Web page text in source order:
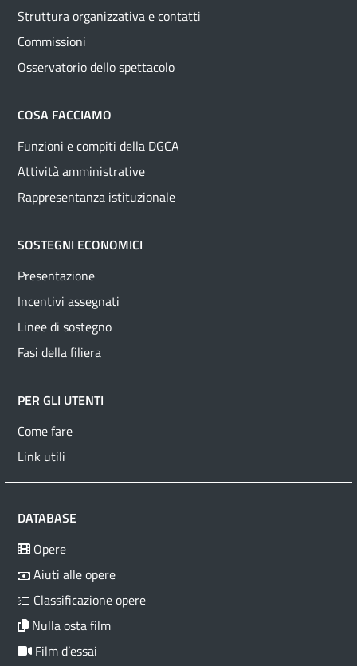
Struttura organizzativa e contatti
Commissioni
Osservatorio dello spettacolo
COSA FACCIAMO
Funzioni e compiti della DGCA
Attività amministrative
Rappresentanza istituzionale
SOSTEGNI ECONOMICI
Presentazione
Incentivi assegnati
Linee di sostegno
Fasi della filiera
PER GLI UTENTI
Come fare
Link utili
DATABASE
Opere
Aiuti alle opere
Classificazione opere
Nulla osta film
Film d’essai